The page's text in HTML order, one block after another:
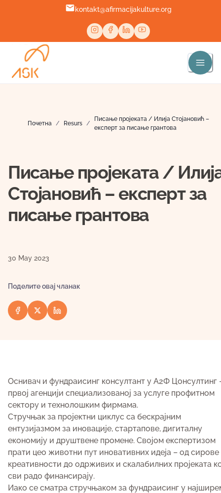
kontakt@afirmacijakulture.org
Почетна / Resurs /
Писање пројеката / Илија Стојановић –
експерт за писање грантова
Писање пројеката /
Стојановић – експерт за
писање грантова
30 May 2023
Поделите овај чланак
Оснивач и фундраисинг консултант у А2Ф Цонсултинг
првој агенцији специализованој за услуге профитном
сектору и технолошким фирмама.
Стручњак за пројектни циклус са бескрајним
ентузијазмом за иновације, стартапове, дигиталну
економију и друштвене промене. Својом експертизом
прати цео животни пут иновативних идеја – од сирове
креативности до одрживих и скалабилних пројеката
сви радо финансирају.
Иако се сматра стручњаком за фундраисинг у